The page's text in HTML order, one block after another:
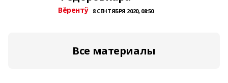
Вĕрентÿ 8 СЕНТЯБРЯ 2020, 08:50
Все материалы